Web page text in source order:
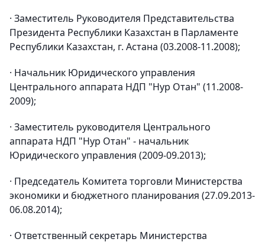
· Заместитель Руководителя Представительства
Президента Республики Казахстан в Парламенте
Республики Казахстан, г. Астана (03.2008-11.2008);
· Начальник Юридического управления
Центрального аппарата НДП "Нур Отан" (11.2008-
2009);
· Заместитель руководителя Центрального
аппарата НДП "Нур Отан" - начальник
Юридического управления (2009-09.2013);
· Председатель Комитета торговли Министерства
экономики и бюджетного планирования (27.09.2013-
06.08.2014);
· Ответственный секретарь Министерства